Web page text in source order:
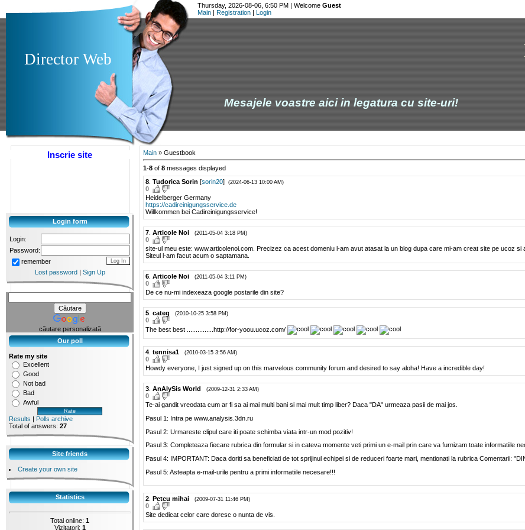
Thursday, 2026-08-06, 6:50 PM | Welcome Guest
Main | Registration | Login
Director Web
Mesajele voastre aici in legatura cu site-uri!
Inscrie site
Login form
Login:
Password:
remember
Lost password| Sign Up
căutare personalizată
Our poll
Rate my site
Excellent
Good
Not bad
Bad
Awful
Results | Polls archive
Total of answers: 27
Site friends
Create your own site
Statistics
Total online: 1
Vizitatori: 1
Main » Guestbook
1-8 of 8 messages displayed
8 Tudorica Sorin [sorin20] (2024-06-13 10:00 AM)
0
Heidelberger Germany
https://cadireinigungsservice.de
Willkommen bei Cadireinigungsservice!
7 Articole Noi (2011-05-04 3:18 PM)
0
site-ul meu este: www.articolenoi.com. Precizez ca acest domeniu l-am avut atasat la un blog dupa care mi-am creat site pe ucoz
Siteul l-am facut acum o saptamana.
6 Articole Noi (2011-05-04 3:11 PM)
0
De ce nu-mi indexeaza google postarile din site?
5 categ (2010-10-25 3:58 PM)
0
The best best ...............http://for-yoou.ucoz.com/
4 tennisa1 (2010-03-15 3:56 AM)
0
Howdy everyone, I just signed up on this marvelous community forum and desired to say aloha! Have a incredible day!
3 AnAlySis World (2009-12-31 2:33 AM)
0
Te-ai gandit vreodata cum ar fi sa ai mai multi bani si mai mult timp liber? Daca "DA" urmeaza pasii de mai jos.
Pasul 1: Intra pe www.analysis.3dn.ru
Pasul 2: Urmareste clipul care iti poate schimba viata intr-un mod pozitiv!
Pasul 3: Completeaza fiecare rubrica din formular si in cateva momente veti primi un e-mail prin care va furnizam toate informatiile
Pasul 4: IMPORTANT: Daca doriti sa beneficiati de tot sprijinul echipei si de reduceri foarte mari, mentionati la rubrica Comentarii:
Pasul 5: Asteapta e-mail-urile pentru a primi informatiile necesare!!!
2 Petcu mihai (2009-07-31 11:46 PM)
0
Site dedicat celor care doresc o nunta de vis.